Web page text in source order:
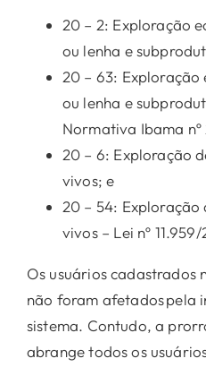
20 – 2: Exploração
ou lenha e
20 – 63:
ou lenha e
Normativa Ibama nº
20 – 6: Exploração
vivos; e
20 – 54: Exploração
vivos – Lei nº
Os usuários cadastrados
não foram afetados pela
sistema. Contudo, a
abrange todos os